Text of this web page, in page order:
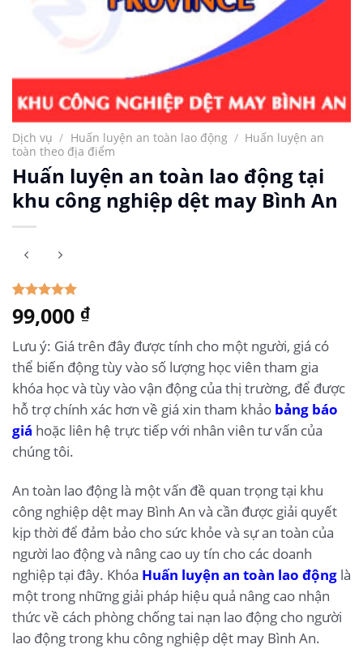
Dịch vụ / Huấn luyện an toàn lao động / Huấn luyện an
toàn theo địa điểm
Huấn luyện an toàn lao động tại
khu công nghiệp dệt may Bình An
5.00 trên 5
dựa trên
1
99,000 ₫
Lưu ý: Giá trên đây được tính cho một người, giá có
thể biến động tùy vào số lượng học viên tham gia
khóa học và tùy vào vận động của thị trường, để được
hỗ trợ chính xác hơn về giá xin tham khảo bảng báo
giá hoặc liên hệ trực tiếp với nhân viên tư vấn của
chúng tôi.
An toàn lao động là một vấn đề quan trọng tại khu
công nghiệp dệt may Bình An và cần được giải quyết
kịp thời để đảm bảo cho sức khỏe và sự an toàn của
người lao động và nâng cao uy tín cho các doanh
nghiệp tại đây. Khóa Huấn luyện an toàn lao động là
một trong những giải pháp hiệu quả nâng cao nhận
thức về cách phòng chống tai nạn lao động cho người
lao động trong khu công nghiệp dệt may Bình An.